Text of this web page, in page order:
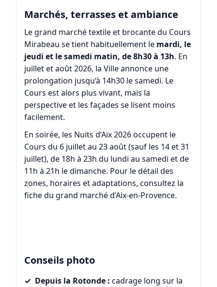
Marchés, terrasses et ambiance
Le grand marché textile et brocante du Cours
Mirabeau se tient habituellement le mardi, le
jeudi et le samedi matin, de 8h30 à 13h. En
juillet et août 2026, la Ville annonce une
prolongation jusqu’à 14h30 le samedi. Le
Cours est alors plus vivant, mais la
perspective et les façades se lisent moins
facilement.
En soirée, les Nuits d’Aix 2026occupent le
Cours du 6 juillet au 23 août (sauf les 14 et 31
juillet), de 18h à 23h du lundi au samedi et de
11h à 21h le dimanche. Pour le détail des
zones, horaires et adaptations, consultez la
fiche du grand marché d’Aix-en-Provence.
Conseils photo
Depuis la Rotonde : cadrage long sur la